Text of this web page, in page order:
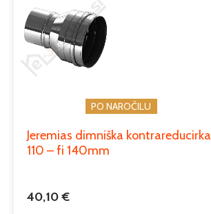
PO NAROČILU
Jeremias dimniška kontrareducirka
110 – fi 140mm
40,10€